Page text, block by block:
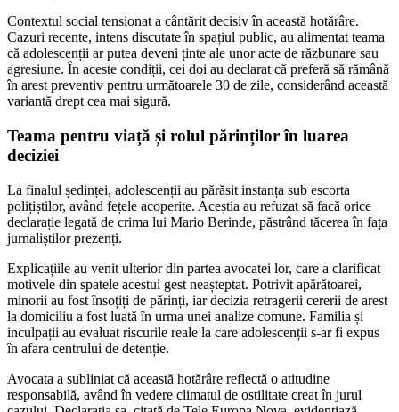
Contextul social tensionat a cântărit decisiv în această hotărâre.
Cazuri recente, intens discutate în spațiul public, au alimentat teama
că adolescenții ar putea deveni ținte ale unor acte de răzbunare sau
agresiune. În aceste condiții, cei doi au declarat că preferă să rămână
în arest preventiv pentru următoarele 30 de zile, considerând această
variantă drept cea mai sigură.
Teama pentru viață și rolul părinților în luarea
deciziei
La finalul ședinței, adolescenții au părăsit instanța sub escorta
polițiștilor, având fețele acoperite. Aceștia au refuzat să facă orice
declarație legată de crima lui Mario Berinde, păstrând tăcerea în fața
jurnaliștilor prezenți.
Explicațiile au venit ulterior din partea avocatei lor, care a clarificat
motivele din spatele acestui gest neașteptat. Potrivit apărătoarei,
minorii au fost însoțiți de părinți, iar decizia retragerii cererii de arest
la domiciliu a fost luată în urma unei analize comune. Familia și
inculpații au evaluat riscurile reale la care adolescenții s-ar fi expus
în afara centrului de detenție.
Avocata a subliniat că această hotărâre reflectă o atitudine
responsabilă, având în vedere climatul de ostilitate creat în jurul